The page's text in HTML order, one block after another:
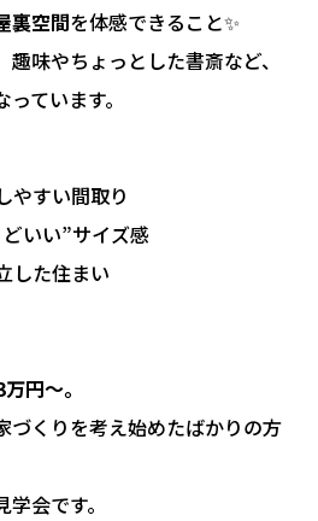
裏空間を体感できること✨
味やちょっとした書斎など、
ています。
やすい間取り
いい”サイズ感
した住まい
円～。
づくりを考え始めたばかりの方
会です。